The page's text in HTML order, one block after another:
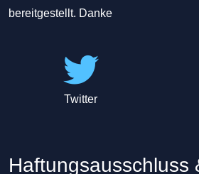
bereitgestellt. Danke
Twitter
Haftungsausschluss